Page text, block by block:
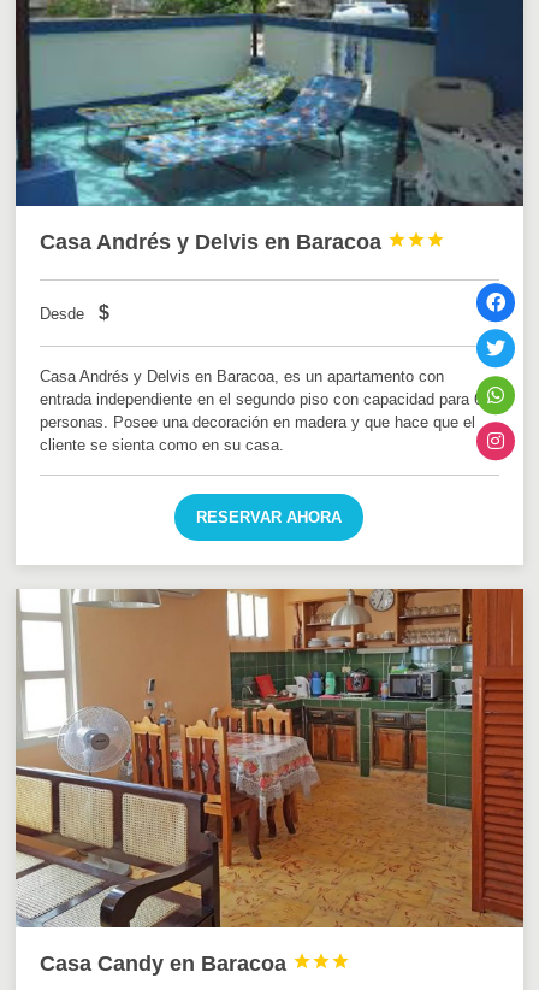
Casa Andrés y Delvis en Baracoa 


Desde $
Casa Andrés y Delvis en Baracoa, es un apartamento con
entrada independiente en el segundo piso con capacidad para 6
personas. Posee una decoración en madera y que hace que el
cliente se sienta como en su casa.
RESERVAR AHORA
Casa Candy en Baracoa 

